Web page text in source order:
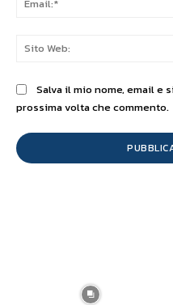
Salva il mio nome, email e
prossima volta che commento.